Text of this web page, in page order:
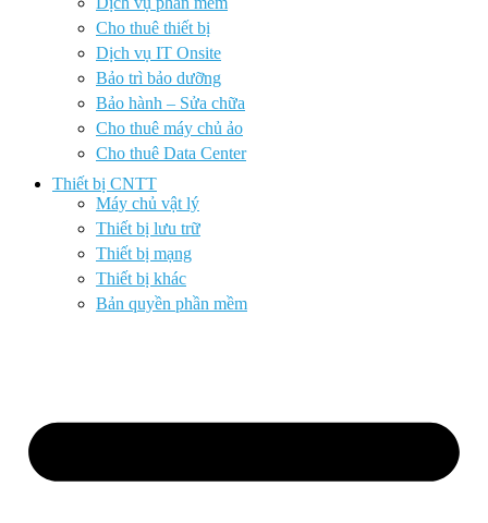
Cho thuê thiết bị
Dịch vụ IT Onsite
Bảo trì bảo dưỡng
Bảo hành – Sửa chữa
Cho thuê máy chủ ảo
Cho thuê Data Center
Thiết bị CNTT
Máy chủ vật lý
Thiết bị lưu trữ
Thiết bị mạng
Thiết bị khác
Bản quyền phần mềm